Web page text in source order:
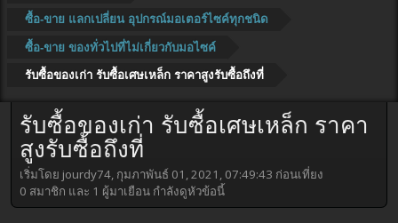
ซื้อ-ขาย แลกเปลี่ยน อุปกรณ์มอเตอร์ไซค์ทุกชนิด
ซื้อ-ขาย ของทั่วไปที่ไม่เกี่ยวกับมอไซค์
รับซื้อของเก่า รับซื้อเศษเหล็ก ราคาสูงรับซื้อถึงที่
รับซื้อของเก่า รับซื้อเศษเหล็ก ราคา
สูงรับซื้อถึงที่
เริ่มโดย jourdy74, กุมภาพันธ์ 01, 2021, 07:49:43 ก่อนเที่ยง
0 สมาชิก และ 1 ผู้มาเยือน กำลังดูหัวข้อนี้